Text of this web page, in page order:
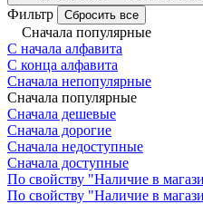
Фильтр Сбросить все
Сначала популярные
С начала алфавита
С конца алфавита
Сначала непопулярные
Сначала популярные
Сначала дешевые
Сначала дорогие
Сначала недоступные
Сначала доступные
По свойству "Наличие в
По свойству "Наличие в